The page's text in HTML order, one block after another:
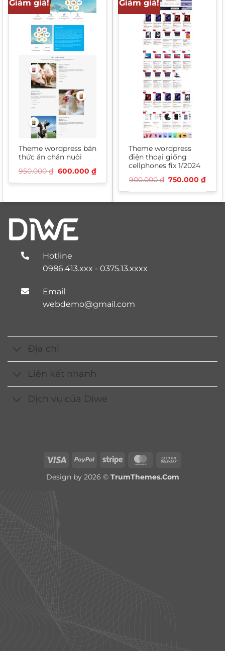
Giảm giá!
Theme wordpress bán
thức ăn chăn nuôi
950.000₫ Giá
600.000 ₫Giá
hiện
tại
Giảm giá!
Theme wordpress
điện thoại giống
cellphones fix 1/2024
900.000₫ Giá
750.000₫Giá
tại
Hotline
0986.413.xxx - 0375.13.xxxx
Email
webdemo@gmail.com
Địa chỉ
Liên kết nhanh
Dịch vụ của Diwe
Visa PayPal Stripe MasterCard
Delivery
Design by 2026 © TrumThemes.Com